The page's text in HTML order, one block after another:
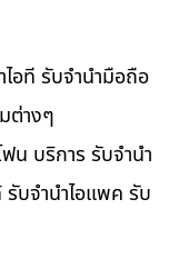
อที รับจำนำมือถือ
ต่างๆ
น บริการ รับจำนำ
บจำนำไอแพค รับ